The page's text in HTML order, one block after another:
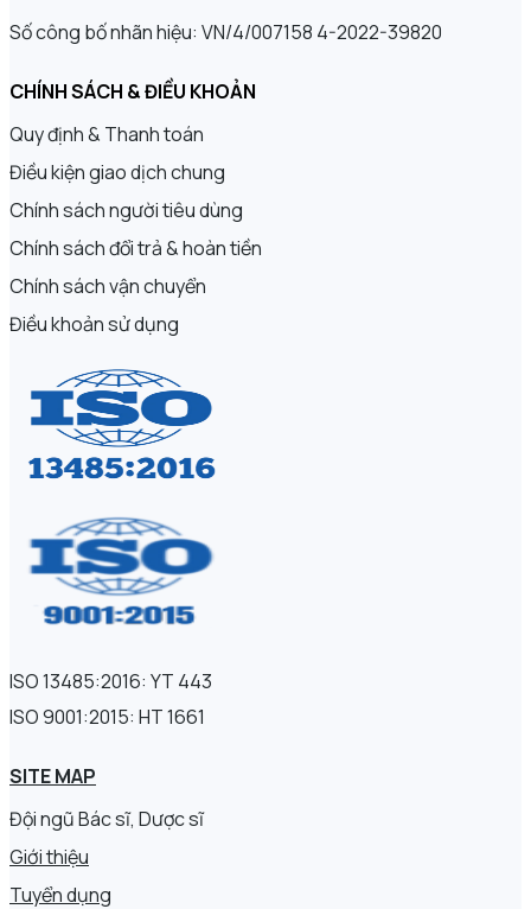
Số công bố nhãn hiệu: VN/4/007158 4-2022-39820
CHÍNH SÁCH & ĐIỀU KHOẢN
Quy định & Thanh toán
Điều kiện giao dịch chung
Chính sách người tiêu dùng
Chính sách đổi trả & hoàn tiền
Chính sách vận chuyển
Điều khoản sử dụng
ISO 13485:2016: YT 443
ISO 9001:2015: HT 1661
SITE MAP
Đội ngũ Bác sĩ, Dược sĩ
Giới thiệu
Tuyển dụng